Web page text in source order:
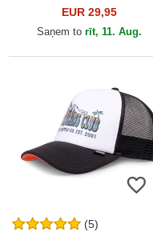
Club HFT DNC 30th no
Djinns
EUR 29,95
Saņem to rīt, 11. Aug.
(5)